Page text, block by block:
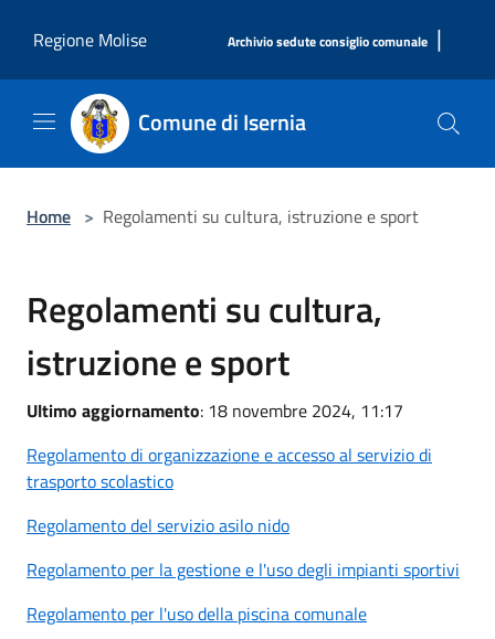
Regione Molise
Archivio sedute consiglio comunale |
Comune di Isernia
Home > Regolamenti su cultura, istruzione e sport
Regolamenti su cultura,
istruzione e sport
Ultimo aggiornamento: 18 novembre 2024, 11:17
Regolamento di organizzazione e accesso al servizio di
trasporto scolastico
Regolamento del servizio asilo nido
Regolamento per la gestione e l'uso degli impianti sportivi
Regolamento per l'uso della piscina comunale